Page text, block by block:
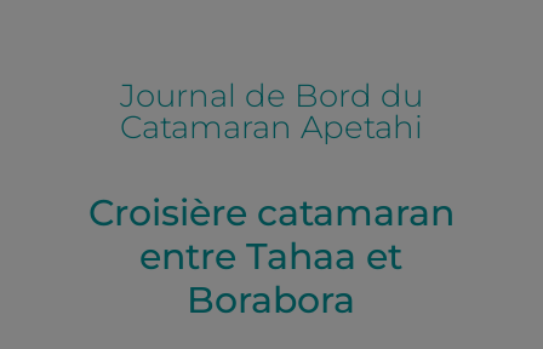
Journal de Bord du
Catamaran Apetahi
Croisière catamaran
entre Tahaa et
Borabora